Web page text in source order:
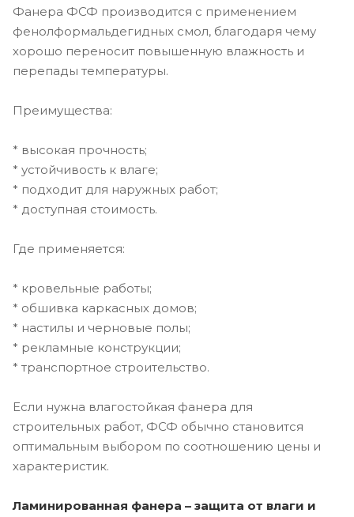
Фанера ФСФ производится с применением
фенолформальдегидных смол, благодаря чему
хорошо переносит повышенную влажность и
перепады температуры.
Преимущества:
* высокая прочность;
* устойчивость к влаге;
* подходит для наружных работ;
* доступная стоимость.
Где применяется:
* кровельные работы;
* обшивка каркасных домов;
* настилы и черновые полы;
* рекламные конструкции;
* транспортное строительство.
Если нужна влагостойкая фанера для
строительных работ, ФСФ обычно становится
оптимальным выбором по соотношению цены и
характеристик.
Ламинированная фанера – защита от влаги и